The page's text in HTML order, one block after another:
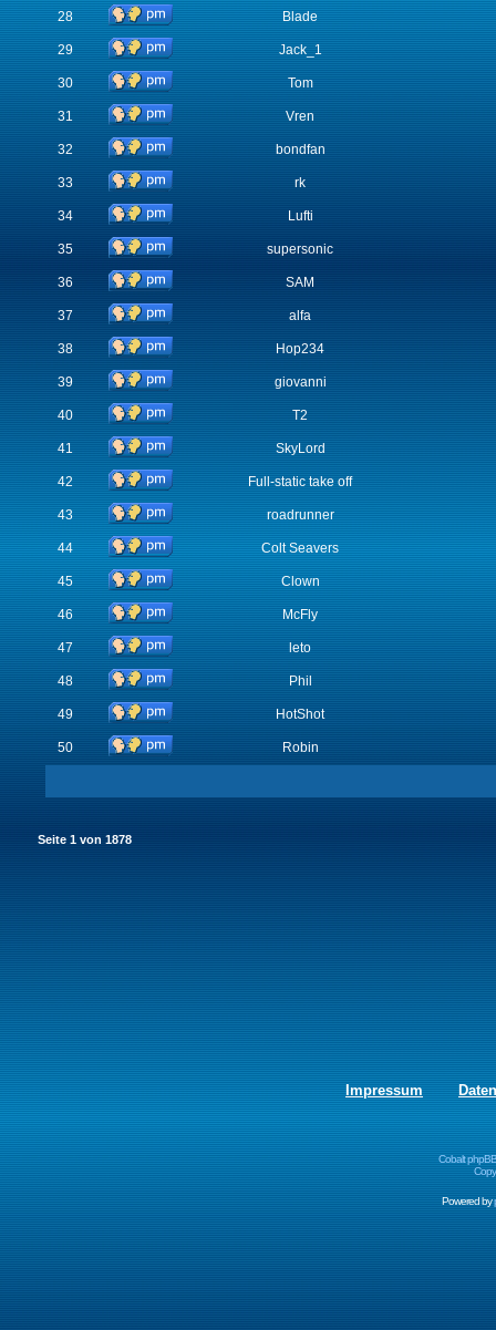
28 Blade
29 Jack_1
30 Tom
31 Vren
32 bondfan
33 rk
34 Lufti
35 supersonic
36 SAM
37 alfa
38 Hop234
39 giovanni
40 T2
41 SkyLord
42 Full-static take off
43 roadrunner
44 Colt Seavers
45 Clown
46 McFly
47 leto
48 Phil
49 HotShot
50 Robin
Seite 1 von 1878
Impressum
Cobalt
Powered by